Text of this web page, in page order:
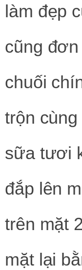
làm đẹp
cũng
chuối
trộn
sữa tươi
đắp lên
trên mặt
mặt lại